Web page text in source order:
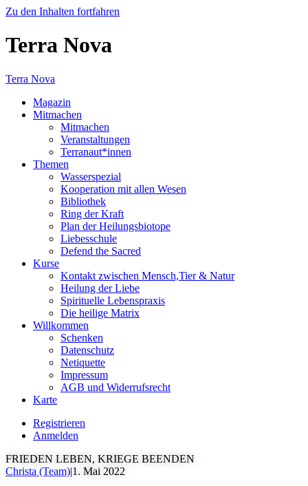
Zu den Inhalten fortfahren
Terra Nova
Terra Nova
Magazin
Mitmachen
Mitmachen
Veranstaltungen
Terranaut*innen
Themen
Wasserspezial
Kooperation mit allen Wesen
Bibliothek
Ring der Kraft
Plan der Heilungsbiotope
Liebesschule
Defend the Sacred
Kurse
Kontakt zwischen Mensch,Tier & Natur
Heilung der Liebe
Spirituelle Lebenspraxis
Die heilige Matrix
Willkommen
Schenken
Datenschutz
Netiquette
Impressum
AGB und Widerrufsrecht
Karte
Registrieren
Anmelden
FRIEDEN LEBEN, KRIEGE BEENDEN
Christa (Team)|1. Mai 2022